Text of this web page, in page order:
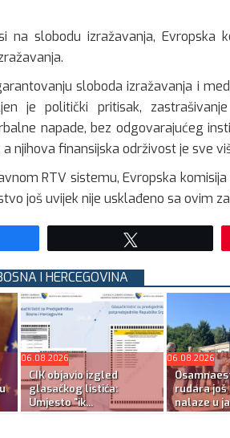
na slobodu izražavanja, Evropska
sloboda izražavanja i
je politički pritisak,
napade, bez odgovarajućeg
njihova finansijska održivost je sve
RTV sistemu, Evropska
još uvijek nije usklađeno sa ovim
I HERCEGOVINA
06.08.2026
CIK objavio izgled
glasačkog listića:
Umjesto “ik...
06.08.2026
rudara još
nalaze u